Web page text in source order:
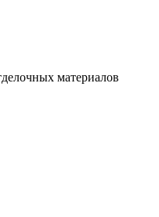
материалов